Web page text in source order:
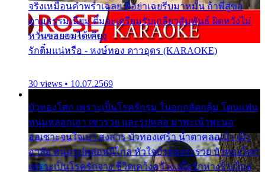
จริงเหมือนคำพร่ำเฉลย พี่อย่าเฉยรีบมาหมั้น ถ้าพี่สู่ขอ
ตามธรรมเนียม ติ๋มจะเตรียมรับเกลียวสัมพันธ์ ผิดหวังไม่
หวั่นขอยอมได้เคียง
รักติ๋มแน่หรือ - หงษ์ทอง ดาวอุดร (KARAOKE)
30 views • 10.07.2569
บัวทองโศก เพราะเป็นโรครักรุม ในอกกลัดกลุ้ม โดนแฟน
หนุ่มหลอกเอา เขารวย และรูปหล่อ มาพะเน้าพะนอ
ออเซาะจนใจเบา สงสาร บัวทองเศร้า น้ำตาคลอเบ้า เฝ้า
อาลัย หนุ่มรูปหล่อหนีไกล หัวใจบัวทองระรวย บัวทองโศก
เพราะเป็นโรครักจาง ชีวิตเคว้งคว้าง เมื่อรักห่างร้างไกล